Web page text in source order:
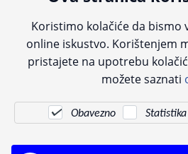
Sve navedene cijene sadrže PDV.
informacije, ali zbog tehnoloških ograničenja
kontaktirajte nas putem telefona:+385 23 231
Koristimo kolačiće da bismo
online iskustvo. Korištenjem
pristajete na upotrebu
možete saznati
Obavezno Statistika